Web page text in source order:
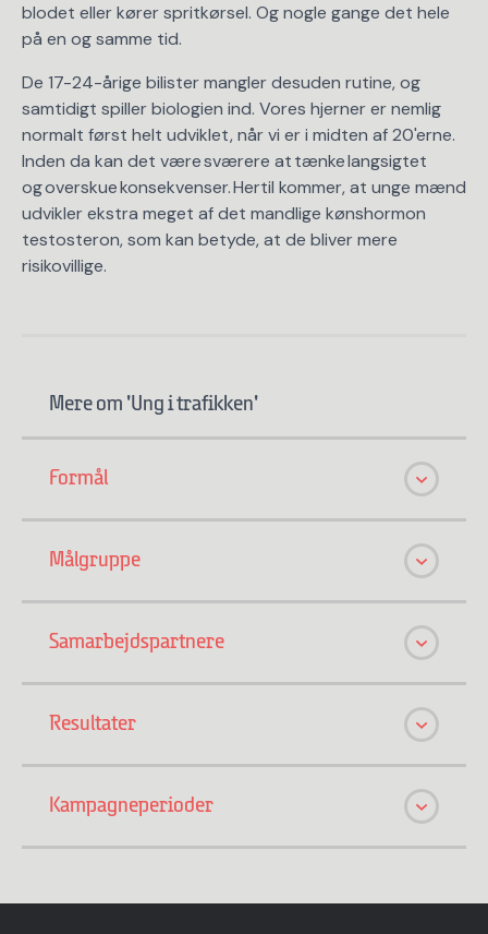
blodet eller kører spritkørsel. Og nogle gange det hele
på en og samme tid.
De 17-24-årige bilister mangler desuden rutine, og
samtidigt spiller biologien ind. Vores hjerner er nemlig
normalt først helt udviklet, når vi er i midten af 20'erne.
Inden da kan det være sværere at tænke langsigtet
og overskue konsekvenser. Hertil kommer, at unge mænd
udvikler ekstra meget af det mandlige kønshormon
testosteron, som kan betyde, at de bliver mere
risikovillige.
Mere om 'Ung i trafikken'
Formål
Målgruppe
Samarbejdspartnere
Resultater
Kampagneperioder